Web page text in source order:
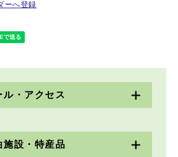
ーへ登録
ル・アクセス
施設・特産品